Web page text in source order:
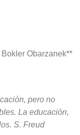
Bokler Obarzanek**
pero no
La educación,
S. Freud